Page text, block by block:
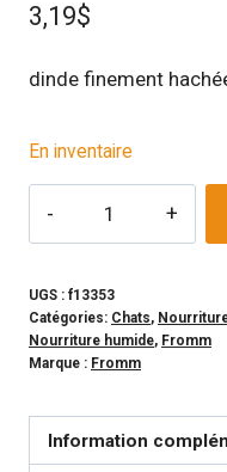
3,19$
dinde finement
En inventaire
Nourriture
en
conserve
Pâté
UGS : f13353
Catégories: Chats,
Nourriture humide, Fromm
Marque : Fromm
Information